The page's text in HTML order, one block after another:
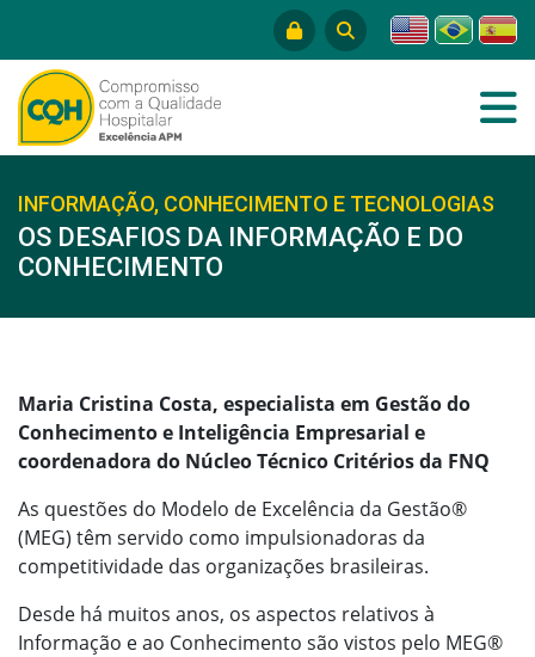
INFORMAÇÃO, CONHECIMENTO E TECNOLOGIAS
OS DESAFIOS DA INFORMAÇÃO E DO
CONHECIMENTO
Maria Cristina Costa, especialista em Gestão do
Conhecimento e Inteligência Empresarial e
coordenadora do Núcleo Técnico Critérios da FNQ
As questões do Modelo de Excelência da Gestão®
(MEG) têm servido como impulsionadoras da
competitividade das organizações brasileiras.
Desde há muitos anos, os aspectos relativos à
Informação e ao Conhecimento são vistos pelo MEG®